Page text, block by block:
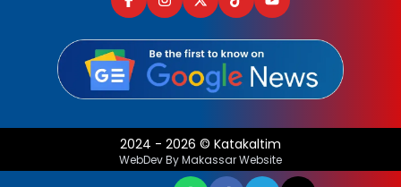
2024 - 2026 © Katakaltim
WebDev By Makassar Website